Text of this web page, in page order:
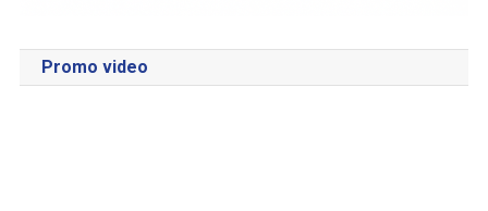
Promo video